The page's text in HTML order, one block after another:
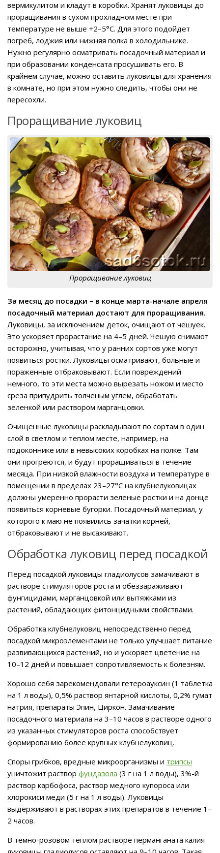
вермикулитом и кладут в коробки. Хранят луковицы до
проращивания в сухом прохладном месте при
температуре не выше +2–5°C. Для этого подойдет
погреб, лоджия или нижняя полка в холодильнике.
Нужно регулярно осматривать посадочный материал и
при образовании конденсата просушивать его. В
крайнем случае, можно оставить луковицы для хранения
в комнате, но при этом нужно следить, чтобы они не
пересохли.
Проращивание луковиц
Проращивание луковиц
За месяц до посадки – в конце марта-начале апреля
посадочный материал достают для проращивания.
Луковицы, за исключением деток, очищают от чешуек.
Это ускоряет прорастание на 4–5 дней. Чешую снимают
осторожно, учитывая, что у ранних сортов уже могут
появиться ростки. Луковицы осматривают, больные и
пораженные отбраковывают. Если повреждений
немного, то эти места можно вырезать ножом и место
среза припудрить толченым углем, обработать
зеленкой или раствором марганцовки.
Очищенные луковицы раскладывают по сортам в один
слой в светлом и теплом месте, например, на
подоконнике или в невысоких коробках на полке. Там
они прогреются, и будут проращиваться в течение
месяца. При низкой влажности воздуха и температуре в
помещении в пределах 23–27°C на клубнелуковицах
должны умеренно прорасти зеленые ростки и на донце
появиться корневые бугорки. Посадочный материал, у
которого к маю не появились зачатки корней,
отбраковывают и не высаживают.
Обработка луковиц перед посадкой
Перед посадкой луковицы гладиолусов замачивают в
растворе стимуляторов роста и обеззараживают
фунгицидами, марганцовкой или вытяжками из
растений, обладающих фитонцидными свойствами.
Обработка клубнелуковиц непосредственно перед
посадкой микроэлементами не только улучшает питание
развивающихся растений, но и ускоряет цветение на
10–12 дней и повышает сопротивляемость к болезням.
Хорошо себя зарекомендовали гетероауксин (1 таблетка
на 1 л воды), 0,5% раствор янтарной кислоты, 0,2% гумат
натрия, препараты Эпин, Циркон. Замачивание
посадочного материала на 3–10 часов в растворе одного
из указанных стимуляторов роста способствует
формированию более крупных клубнелуковиц.
Споры грибков, вредные микроорганизмы и трипсы
уничтожит раствор фундазола (3 г на 1 л воды), 3%-й
раствор карбофоса, раствор медного купороса или
хлорокиси меди (5 г на 1 л воды). Луковицы
выдерживают в растворах этих препаратов в течение 1–
2 часов.
В темно-розовом теплом растворе перманганата калия